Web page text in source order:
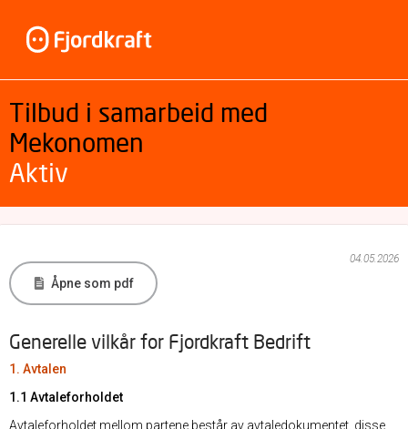
Tilbud i samarbeid med
Mekonomen
Aktiv
Åpne som pdf
04.05.2026
Generelle vilkår for Fjordkraft Bedrift
1. Avtalen
1.1 Avtaleforholdet
Avtaleforholdet mellom partene består av avtaledokumentet, disse